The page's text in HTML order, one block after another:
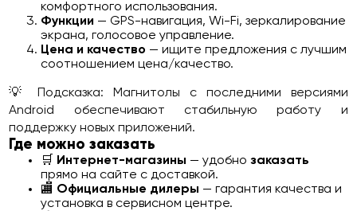
комфортного использования.
Функции — GPS-навигация, Wi-Fi, зеркалирование
экрана, голосовое управление.
Цена и качество — ищите предложения с лучшим
соотношением цена/качество.
💡 Подсказка: Магнитолы с последними версиями
Android обеспечивают стабильную работу и
поддержку новых приложений.
Где можно заказать
🛒 Интернет-магазины — удобнозаказать
прямо на сайте с доставкой.
🏬 Официальные дилеры — гарантия качества и
установка в сервисном центре.